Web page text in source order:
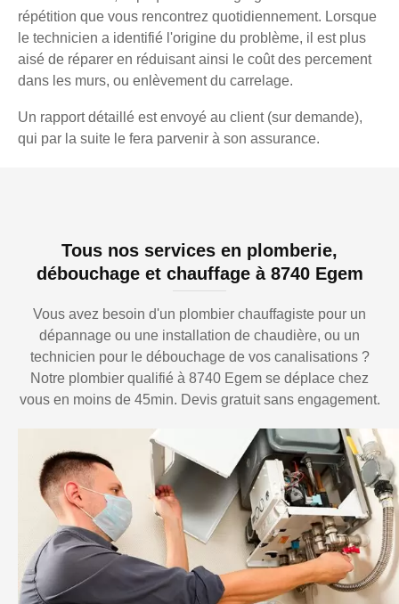
répétition que vous rencontrez quotidiennement. Lorsque
le technicien a identifié l'origine du problème, il est plus
aisé de réparer en réduisant ainsi le coût des percement
dans les murs, ou enlèvement du carrelage.
Un rapport détaillé est envoyé au client (sur demande),
qui par la suite le fera parvenir à son assurance.
Tous nos services en plomberie,
débouchage et chauffage à 8740 Egem
Vous avez besoin d'un plombier chauffagiste pour un
dépannage ou une installation de chaudière, ou un
technicien pour le débouchage de vos canalisations ?
Notre plombier qualifié à 8740 Egem se déplace chez
vous en moins de 45min. Devis gratuit sans engagement.